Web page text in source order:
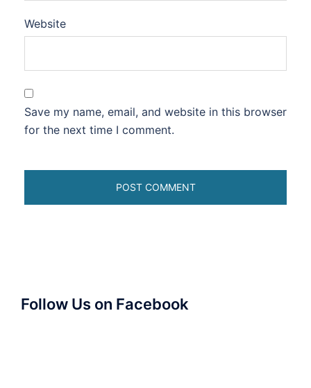
Website
Save my name, email, and website in this browser
for the next time I comment.
Follow Us on Facebook